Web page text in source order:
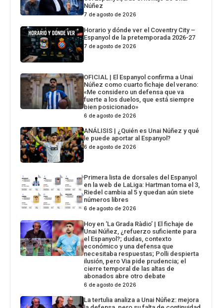
Núñez
7 de agosto de 2026
Horario y dónde ver el Coventry City –
Espanyol de la pretemporada 2026-27
7 de agosto de 2026
OFICIAL | El Espanyol confirma a Unai
Núñez como cuarto fichaje del verano:
«Me considero un defensa que va
fuerte a los duelos, que está siempre
bien posicionado»
6 de agosto de 2026
ANÁLISIS | ¿Quién es Unai Núñez y qué
le puede aportar al Espanyol?
6 de agosto de 2026
Primera lista de dorsales del Espanyol
en la web de LaLiga: Hartman toma el 3,
Riedel cambia al 5 y quedan aún siete
números libres
6 de agosto de 2026
Hoy en ‘La Grada Ràdio’ | El fichaje de
Unai Núñez, ¿refuerzo suficiente para
el Espanyol?; dudas, contexto
económico y una defensa que
necesitaba respuestas; Polli despierta
ilusión, pero Via pide prudencia; el
cierre temporal de las altas de
abonados abre otro debate
6 de agosto de 2026
La tertulia analiza a Unai Núñez: mejora